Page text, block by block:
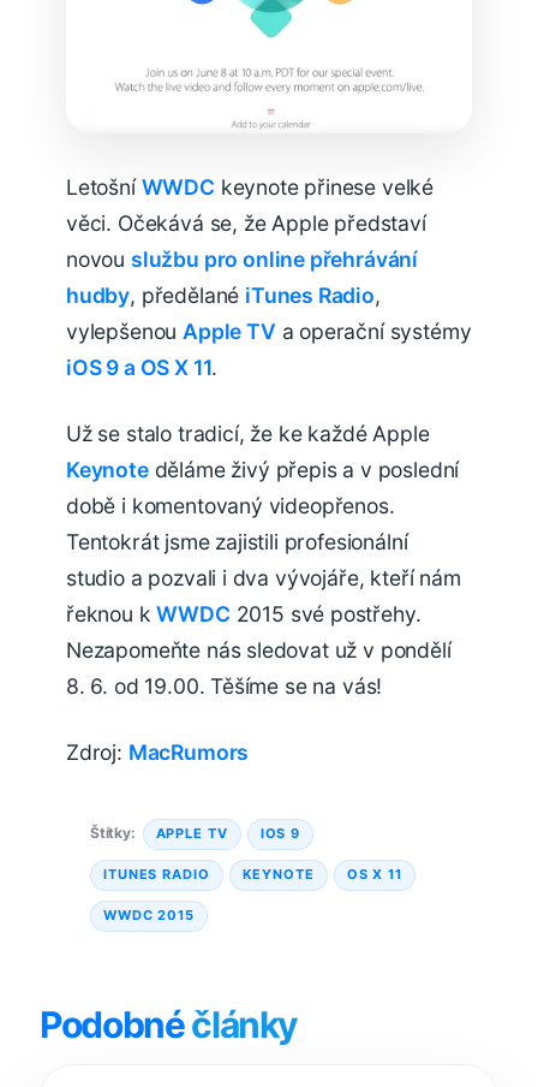
LetošníWWDC keynote přinese velké
věci. Očekává se, že Apple představí
novou službu pro online přehrávání
hudby, předělané iTunes Radio,
vylepšenou Apple TV a operační systémy
iOS 9 a OS X 11.
Už se stalo tradicí, že ke každé Apple
Keynoteděláme živý přepis a v poslední
době i komentovaný videopřenos.
Tentokrát jsme zajistili profesionální
studio a pozvali i dva vývojáře, kteří nám
řeknou kWWDC 2015 své postřehy.
Nezapomeňte nás sledovat už v pondělí
8. 6. od 19.00. Těšíme se na vás!
Zdroj: MacRumors
Štítky: APPLE TV IOS 9
ITUNES RADIO KEYNOTE OS X 11
WWDC 2015
Podobnéčlánky